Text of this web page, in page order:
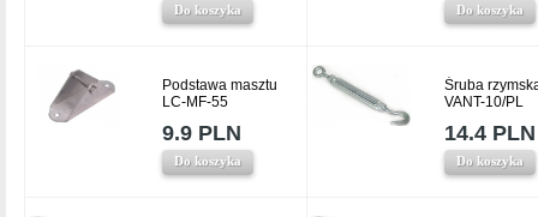
Do koszyka Do koszyka
Podstawa masztu
LC-MF-55
9.9 PLN
Do koszyka
Śruba
VANT-10/PL
14.4 PLN
Do koszyka